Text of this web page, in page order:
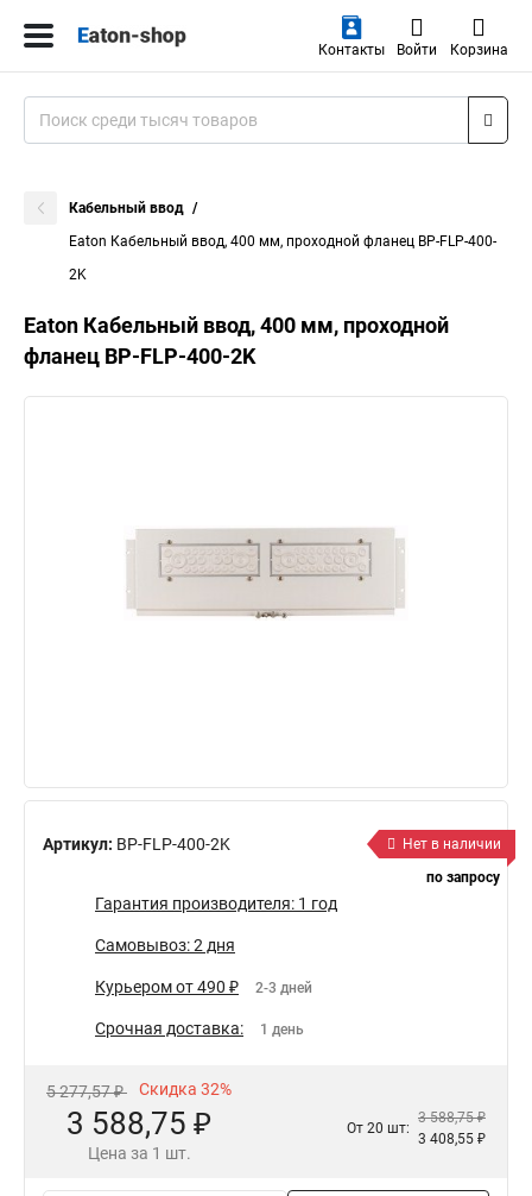
Контакты Войти Корзина
Кабельный ввод
Eaton Кабельный ввод, 400 мм, проходной фланец BP-FLP-400-
2K
Eaton Кабельный ввод, 400 мм, проходной
фланец BP-FLP-400-2K
Артикул: BP-FLP-400-2K
Нет в наличии
по запросу
Гарантия производителя: 1 год
Самовывоз: 2 дня
Курьером от 490 ₽ 2-3 дней
Срочная доставка: 1 день
5 277,57 ₽ Скидка 32%
3 588,75 ₽
Цена за 1 шт.
От 20 шт:
3 588,75 ₽
3 408,55 ₽